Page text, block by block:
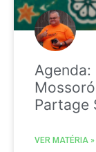
Agenda:
Partage
VER MATÉRIA »